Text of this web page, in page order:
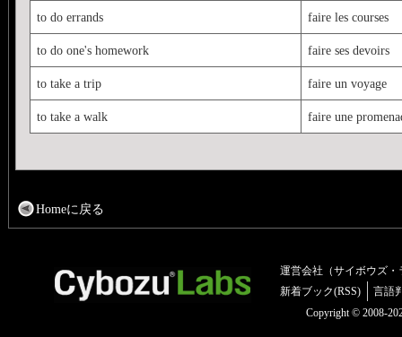
to do errands faire les courses
to do one's homework faire ses devoirs
to take a trip faire un voyage
to take a walk faire une
Homeに戻る
運営会社（サイボウズ・
新着ブック(RSS)
言語
Copyright © 2008-